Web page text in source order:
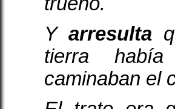
Yarresulta
tierra
caminaban el